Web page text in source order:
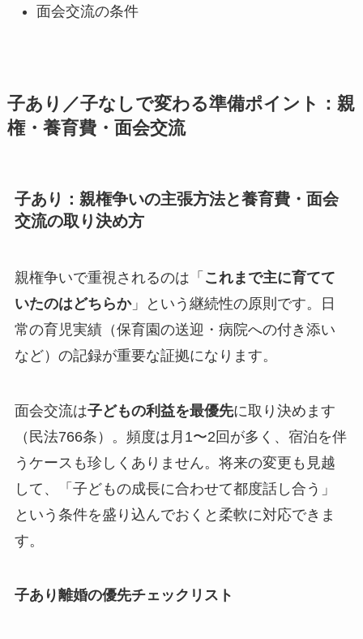
面会交流の条件
子あり／子なしで変わる準備ポイント：親
権・養育費・面会交流
子あり：親権争いの主張方法と養育費・面会
交流の取り決め方
親権争いで重視されるのは「 これまで主に育てて
いたのはどちらか」という継続性の原則です。日
常の育児実績（保育園の送迎・病院への付き添い
など）の記録が重要な証拠になります。
面会交流は子どもの利益を最優先に取り決めます
（民法766条）。頻度は月1〜2回が多く、宿泊を伴
うケースも珍しくありません。将来の変更も見越
して、「子どもの成長に合わせて都度話し合う」
という条件を盛り込んでおくと柔軟に対応できま
す。
子あり離婚の優先チェックリスト